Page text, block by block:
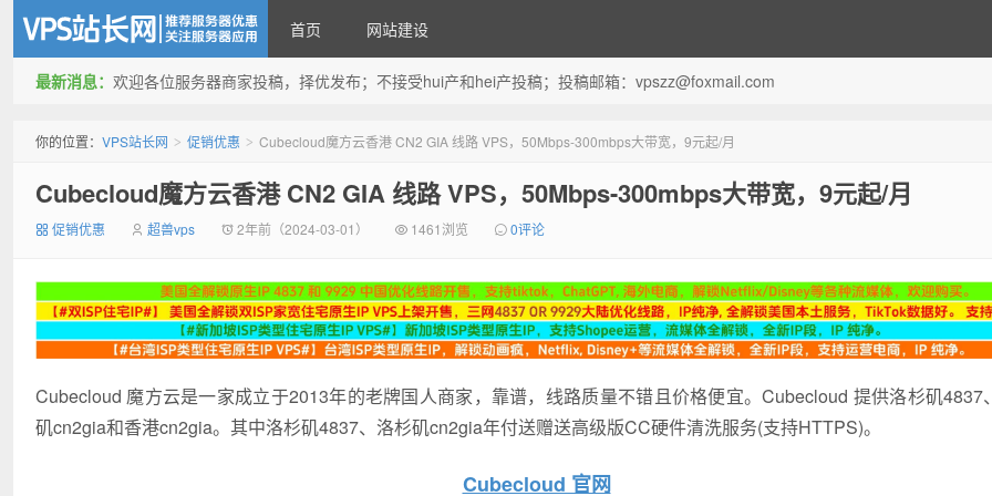
首页 网站建设
最新消息： 欢迎各位服务器商家投稿，择优发布；不接受hui产和hei产投稿；投稿邮箱：vpszz@foxmail.com
你的位置： VPS站长网 > 促销优惠 > Cubecloud魔方云香港 CN2 GIA 线路 VPS，50Mbps-300mbps大带宽，9元起/月
Cubecloud魔方云香港 CN2 GIA 线路 VPS，50Mbps-300mbps大带宽，9元起/月
促销优惠 超兽vps 2年前（2024-03-01） 1461浏览 0评论
Cubecloud 魔方云是一家成立于2013年的老牌国人商家，靠谱，线路质量不错且价格便宜。Cubecloud 提供洛杉矶4837
矶cn2gia和香港cn2gia。其中洛杉矶4837、洛杉矶cn2gia年付送赠送高级版CC硬件清洗服务(支持HTTPS)。
Cubecloud 官网